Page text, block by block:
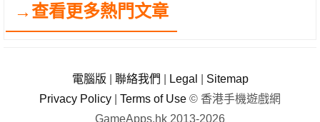
→查看更多熱門文章
電腦版 聯絡我們 Legal
Sitemap
Privacy Policy
Terms of Use © 香港手機遊戲網
GameApps.hk 2013-2026